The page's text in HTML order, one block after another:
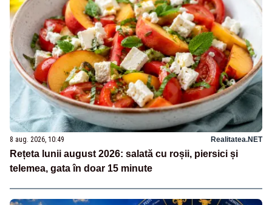
8 aug. 2026, 10:49 Realitatea.NET
Rețeta lunii august 2026: salată cu roșii, piersici și
telemea, gata în doar 15 minute